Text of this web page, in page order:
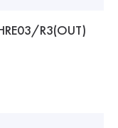
R3(OUT)